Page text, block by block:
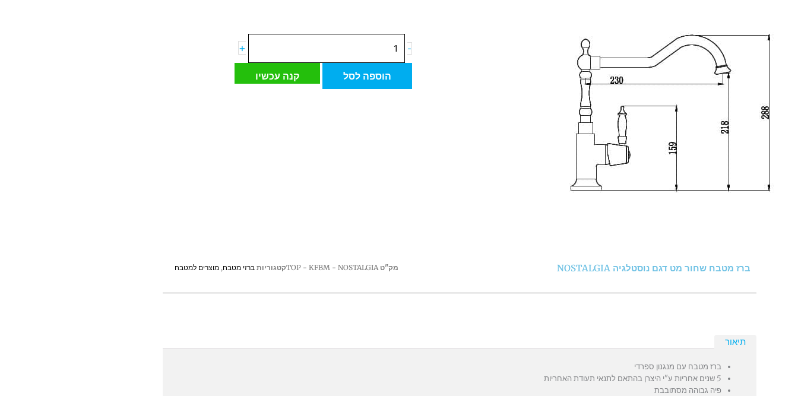
-
של
מטבח
+
הוספה לסל קנה עכשיו
ברז מטבח שחור מט דגם נוסטלגיה NOSTALGIA מק"טTOP - KFBM - NOSTALGIAקטגוריות ברזי מטבח,מוצרים למטבח
תיאור
ברז מטבח עם מנגנון ספרדי
5 שנים אחריות ע"י היצרן בהתאם לתנאי תעודת האחריות
פיה גבוהה מסתובבת